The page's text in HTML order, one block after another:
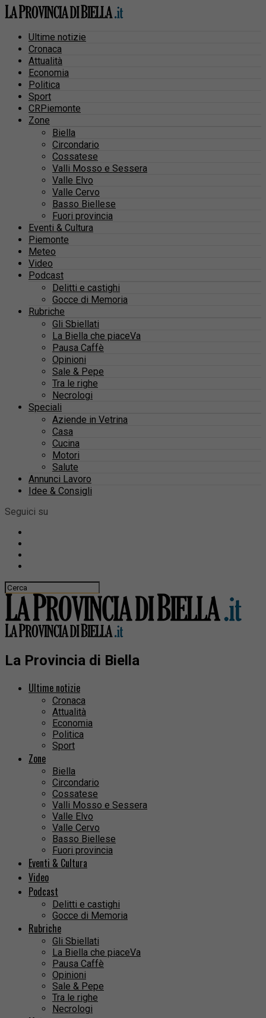
Ultime notizie
Cronaca
Attualità
Economia
Politica
Sport
CRPiemonte
Zone
Biella
Circondario
Cossatese
Valli Mosso e Sessera
Valle Elvo
Valle Cervo
Basso Biellese
Fuori provincia
Eventi & Cultura
Piemonte
Meteo
Video
Podcast
Delitti e castighi
Gocce di Memoria
Rubriche
Gli Sbiellati
La Biella che piaceVa
Pausa Caffè
Opinioni
Sale & Pepe
Tra le righe
Necrologi
Speciali
Aziende in Vetrina
Casa
Cucina
Motori
Salute
Annunci Lavoro
Idee & Consigli
Seguici su
La Provincia di Biella
Ultime notizie
Cronaca
Attualità
Economia
Politica
Sport
Zone
Biella
Circondario
Cossatese
Valli Mosso e Sessera
Valle Elvo
Valle Cervo
Basso Biellese
Fuori provincia
Eventi & Cultura
Video
Podcast
Delitti e castighi
Gocce di Memoria
Rubriche
Gli Sbiellati
La Biella che piaceVa
Pausa Caffè
Opinioni
Sale & Pepe
Tra le righe
Necrologi